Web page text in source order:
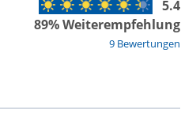
9 Bewertungen
5.4
89% Weiterempfehlung